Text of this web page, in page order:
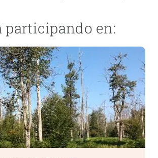
participando en: